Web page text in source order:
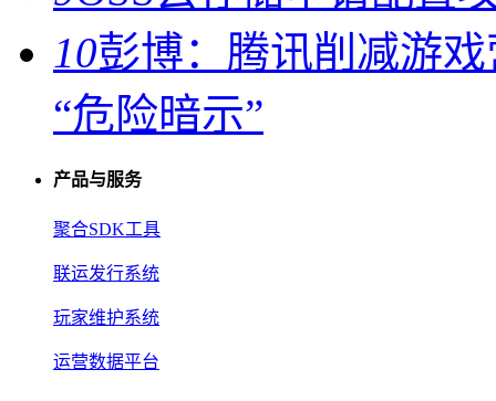
10彭博：腾讯削减游
“危险暗示”
产品与服务
聚合SDK工具
联运发行系统
玩家维护系统
运营数据平台